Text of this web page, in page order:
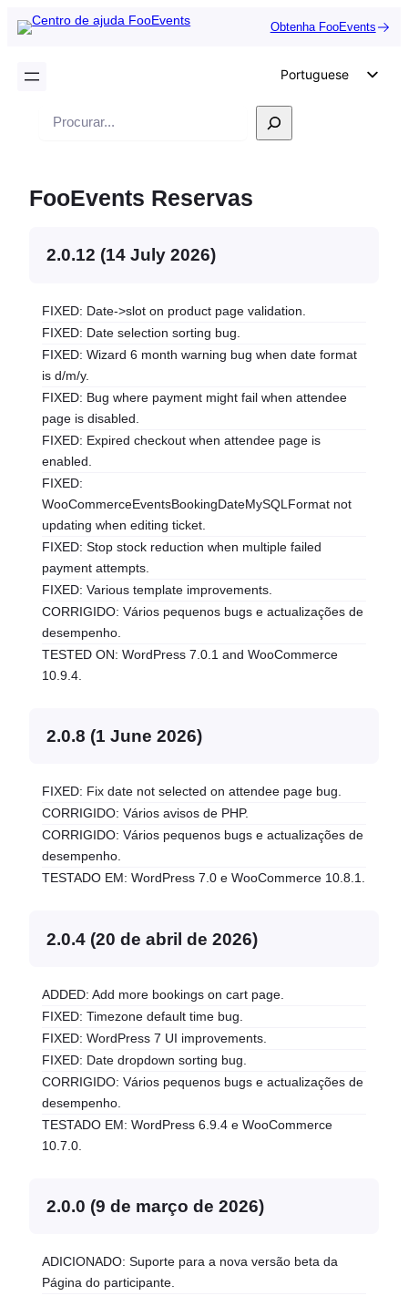
Obtenha FooEvents
Portuguese
English
German
Czech
Pesquisar
FooEvents Reservas
2.0.12 (14 July 2026)
FIXED: Date->slot on product page validation.
FIXED: Date selection sorting bug.
FIXED: Wizard 6 month warning bug when date format
is d/m/y.
FIXED: Bug where payment might fail when attendee
page is disabled.
FIXED: Expired checkout when attendee page is
enabled.
FIXED:
WooCommerceEventsBookingDateMySQLFormat not
updating when editing ticket.
FIXED: Stop stock reduction when multiple failed
payment attempts.
FIXED: Various template improvements.
CORRIGIDO: Vários pequenos bugs e actualizações de
desempenho.
TESTED ON: WordPress 7.0.1 and WooCommerce
10.9.4.
2.0.8 (1 June 2026)
FIXED: Fix date not selected on attendee page bug.
CORRIGIDO: Vários avisos de PHP.
CORRIGIDO: Vários pequenos bugs e actualizações de
desempenho.
TESTADO EM: WordPress 7.0 e WooCommerce 10.8.1.
2.0.4 (20 de abril de 2026)
ADDED: Add more bookings on cart page.
FIXED: Timezone default time bug.
FIXED: WordPress 7 UI improvements.
FIXED: Date dropdown sorting bug.
CORRIGIDO: Vários pequenos bugs e actualizações de
desempenho.
TESTADO EM: WordPress 6.9.4 e WooCommerce
10.7.0.
2.0.0 (9 de março de 2026)
ADICIONADO: Suporte para a nova versão beta da
Página do participante.